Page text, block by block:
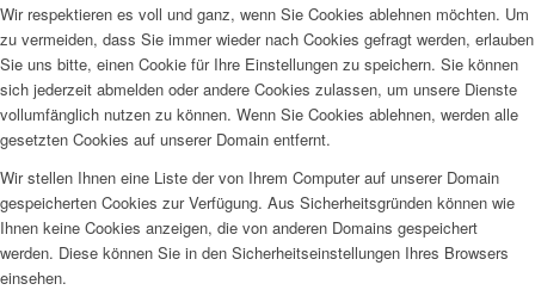
Wir respektieren es voll und ganz, wenn Sie Cookies ablehnen möchten. Um
zu vermeiden, dass Sie immer wieder nach Cookies gefragt werden, erlauben
Sie uns bitte, einen Cookie für Ihre Einstellungen zu speichern. Sie können
sich jederzeit abmelden oder andere Cookies zulassen, um unsere Dienste
vollumfänglich nutzen zu können. Wenn Sie Cookies ablehnen, werden alle
gesetzten Cookies auf unserer Domain entfernt.
Wir stellen Ihnen eine Liste der von Ihrem Computer auf unserer Domain
gespeicherten Cookies zur Verfügung. Aus Sicherheitsgründen können wie
Ihnen keine Cookies anzeigen, die von anderen Domains gespeichert
werden. Diese können Sie in den Sicherheitseinstellungen Ihres Browsers
einsehen.